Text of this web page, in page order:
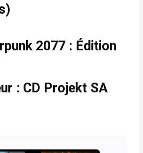
2077 : Édition
: CD Projekt SA